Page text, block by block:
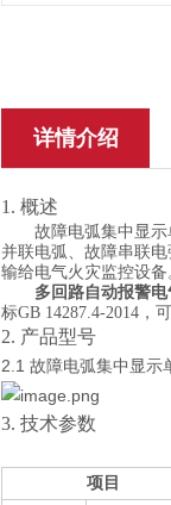
详情介绍
1. 概述
故障电弧集中显示
并联电弧、故障串联
输给电气火灾监控设备
多回路自动报警
标GB 14287.4-2014 ，
2. 产品型号
2.1 故障电弧集中显示
3. 技术参数
项目